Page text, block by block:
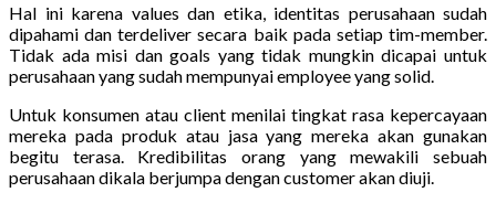
Hal ini karena values dan etika, identitas perusahaan sudah
dipahami dan terdeliver secara baik pada setiap tim-member.
Tidak ada misi dan goals yang tidak mungkin dicapai untuk
perusahaan yang sudah mempunyai employee yang solid.
Untuk konsumen atau client menilai tingkat rasa kepercayaan
mereka pada produk atau jasa yang mereka akan gunakan
begitu terasa. Kredibilitas orang yang mewakili sebuah
perusahaan dikala berjumpa dengan customer akan diuji.